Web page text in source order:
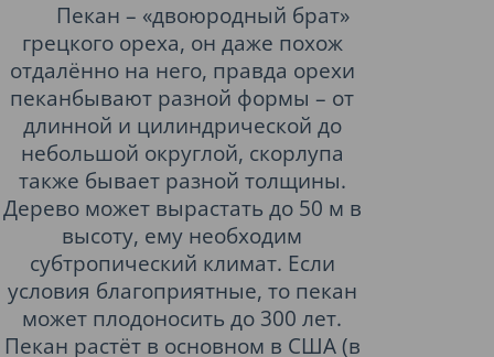
Пекан – «двоюродный брат»
грецкого ореха, он даже похож
отдалённо на него, правда орехи
пеканбывают разной формы – от
длинной и цилиндрической до
небольшой округлой, скорлупа
также бывает разной толщины.
Дерево может вырастать до 50 м в
высоту, ему необходим
субтропический климат. Если
условия благоприятные, то пекан
может плодоносить до 300 лет.
Пекан растёт в основном в США (в